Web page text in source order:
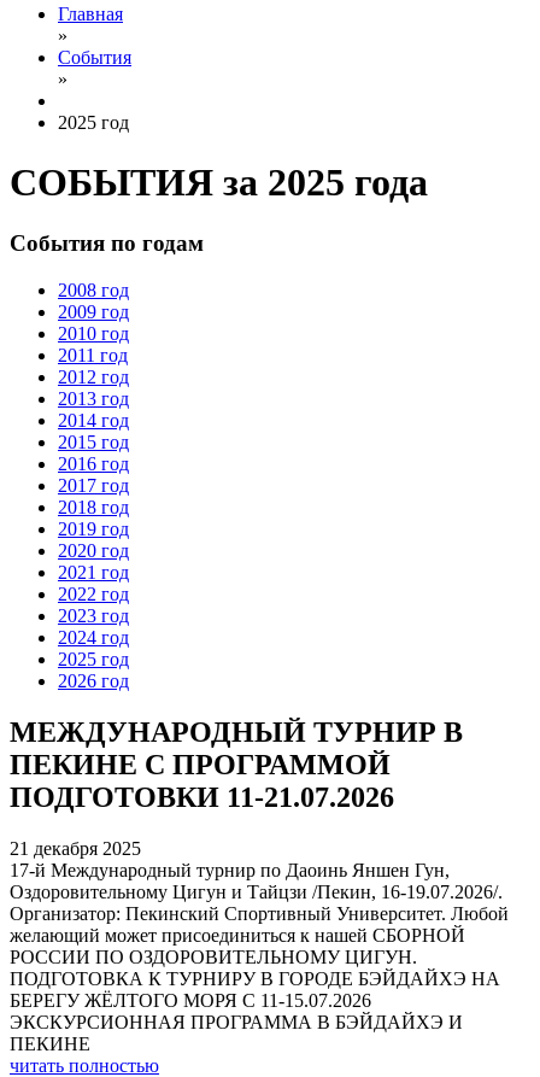
Главная
»
События
»
2025 год
СОБЫТИЯ за 2025 года
События по годам
2008 год
2009 год
2010 год
2011 год
2012 год
2013 год
2014 год
2015 год
2016 год
2017 год
2018 год
2019 год
2020 год
2021 год
2022 год
2023 год
2024 год
2025 год
2026 год
МЕЖДУНАРОДНЫЙ ТУРНИР В
ПЕКИНЕ С ПРОГРАММОЙ
ПОДГОТОВКИ 11-21.07.2026
21 декабря 2025
17-й Международный турнир по Даоинь Яншен Гун,
Оздоровительному Цигун и Тайцзи /Пекин, 16-19.07.2026/.
Организатор: Пекинский Спортивный Университет. Любой
желающий может присоединиться к нашей СБОРНОЙ
РОССИИ ПО ОЗДОРОВИТЕЛЬНОМУ ЦИГУН.
ПОДГОТОВКА К ТУРНИРУ В ГОРОДЕ БЭЙДАЙХЭ НА
БЕРЕГУ ЖЁЛТОГО МОРЯ С 11-15.07.2026
ЭКСКУРСИОННАЯ ПРОГРАММА В БЭЙДАЙХЭ И
ПЕКИНЕ
читать полностью